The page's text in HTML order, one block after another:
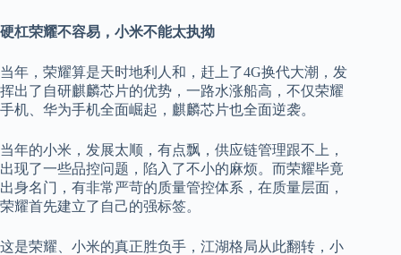
硬杠荣耀不容易，小米不能太执拗
当年，荣耀算是天时地利人和，赶上了4G换代大潮，发
挥出了自研麒麟芯片的优势，一路水涨船高，不仅荣耀
手机、华为手机全面崛起，麒麟芯片也全面逆袭。
当年的小米，发展太顺，有点飘，供应链管理跟不上，
出现了一些品控问题，陷入了不小的麻烦。而荣耀毕竟
出身名门，有非常严苛的质量管控体系，在质量层面，
荣耀首先建立了自己的强标签。
这是荣耀、小米的真正胜负手，江湖格局从此翻转，小